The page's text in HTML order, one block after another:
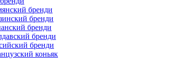
бренди
бренди
бренди
бренди
бренди
коньяк